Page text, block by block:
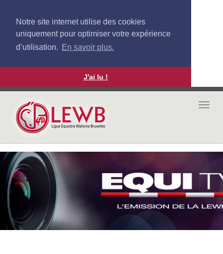
Notre site internet utilise des cookies
uniquement pour optimiser votre expérience
d’utilisation. En savoir plus.
J'ai lu !
Aller
contenu
principal